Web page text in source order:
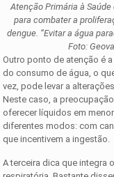
Atenção Primária à Saúde
para combater a
dengue. “Evitar a água
Foto:
Outro ponto de atenção é
do consumo de água, o
vez, pode levar a
Neste caso, a
oferecer líquidos em
diferentes modos: com
que incentivem a ingestão.
A terceira dica que integra